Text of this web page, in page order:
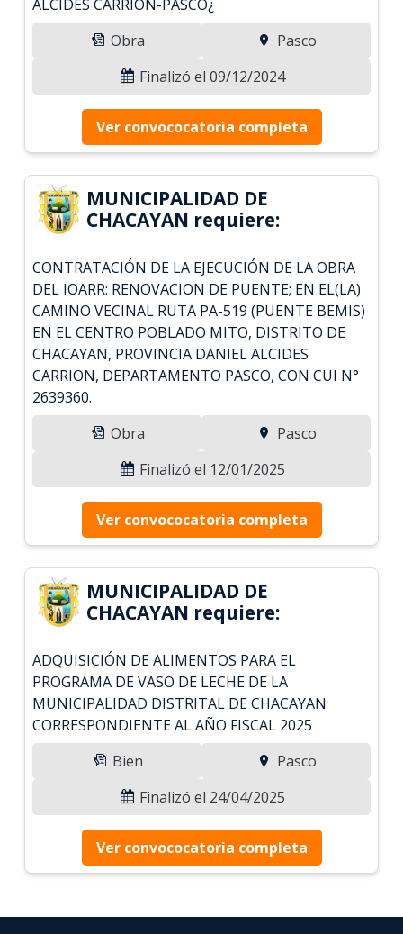
ALCIDES CARRION-PASCO¿
Obra
Pasco
Finalizó el 09/12/2024
Ver convococatoria completa
MUNICIPALIDAD DE
CHACAYAN requiere:
CONTRATACIÓN DE LA EJECUCIÓN DE LA OBRA
DEL IOARR: RENOVACION DE PUENTE; EN EL(LA)
CAMINO VECINAL RUTA PA-519 (PUENTE BEMIS)
EN EL CENTRO POBLADO MITO, DISTRITO DE
CHACAYAN, PROVINCIA DANIEL ALCIDES
CARRION, DEPARTAMENTO PASCO, CON CUI N°
2639360.
Obra
Pasco
Finalizó el 12/01/2025
Ver convococatoria completa
MUNICIPALIDAD DE
CHACAYAN requiere:
ADQUISICIÓN DE ALIMENTOS PARA EL
PROGRAMA DE VASO DE LECHE DE LA
MUNICIPALIDAD DISTRITAL DE CHACAYAN
CORRESPONDIENTE AL AÑO FISCAL 2025
Bien
Pasco
Finalizó el 24/04/2025
Ver convococatoria completa